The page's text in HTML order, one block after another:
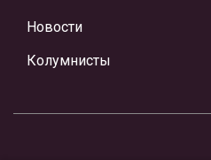
Новости
Колумнисты